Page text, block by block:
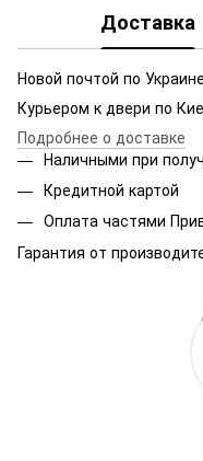
Доставка
Новой почтой по
Курьером к двери по
Подробнее о доставке
Наличными при
Кредитной картой
Оплата частями
Гарантия от